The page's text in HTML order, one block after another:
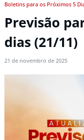
Boletins para os Próximos 5
Previsão
dias (21/11)
21 de novembro de 2025